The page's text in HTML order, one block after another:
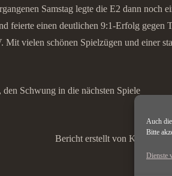
Auch
Bitte
Dienste
Samstag legte die E2 dann noch
feierte einen deutlichen 9:1-Erfolg gegen
. Mit vielen schönen Spielzügen und einer
Schwung in die nächsten Spiele
Bericht erstellt von Katharina